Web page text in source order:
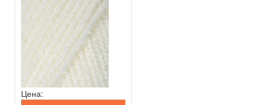
Цена: